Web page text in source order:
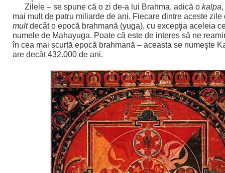
Zilele – se spune că o zi de-a lui Brahma, adică o kalpa
mai mult de patru miliarde de ani. Fiecare dintre aceste
multdecât o epocă brahmană (yuga), cu excepţia aceleia
numele de Mahayuga. Poate că este de interes să ne
în cea mai scurtă epocă brahmană – aceasta se numeşte
are decât 432.000 de ani.